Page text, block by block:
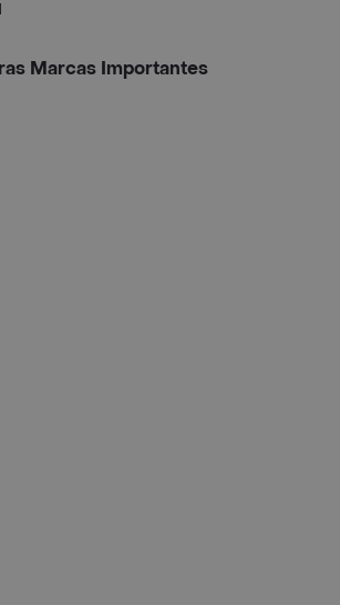
Marcas Importantes